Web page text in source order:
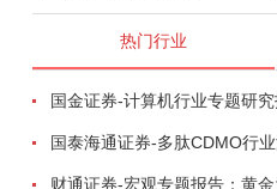
热门行业
国金证券-计算机行业专题研